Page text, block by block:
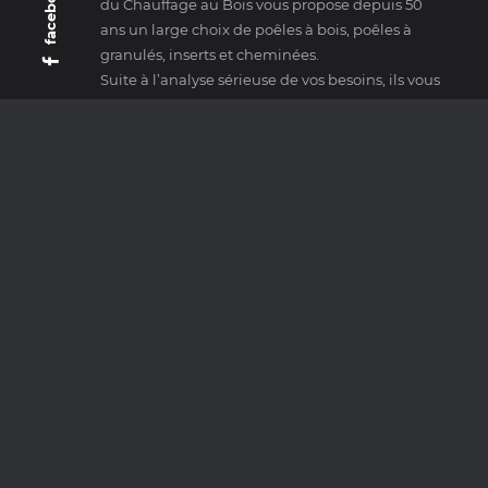
du Chauffage au Bois vous propose depuis 50
ans un large choix de poêles à bois, poêles à
granulés, inserts et cheminées.
Suite à l’analyse sérieuse de vos besoins, ils vous